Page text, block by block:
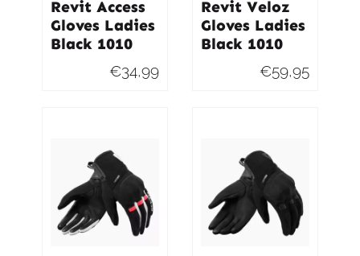
Revit Access
Gloves Ladies
Black 1010
€34,99
Revit Veloz
Gloves Ladies
Black 1010
€59,95